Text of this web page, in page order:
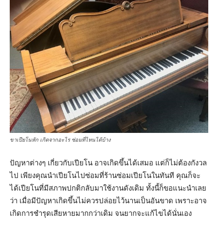
ขาเปียโนหัก เกิดจากอะไร ซ่อมที่ไหนได้บ้าง
ปัญหาต่างๆ เกี่ยวกับเปียโน อาจเกิดขึ้นได้เสมอ แต่ก็ไม่ต้องกังวล
ไป เพียงคุณนำเปียโนไปซ่อมที่ร้านซ่อมเปียโนในทันที คุณก็จะ
ได้เปียโนที่มีสภาพปกติกลับมาใช้งานดังเดิม ทั้งนี้ก็ขอแนะนำเลย
ว่า เมื่อมีปัญหาเกิดขึ้นไม่ควรปล่อยไว้นานเป็นอันขาด เพราะอาจ
เกิดการชำรุดเสียหายมากกว่าเดิม จนยากจะแก้ไขได้นั่นเอง